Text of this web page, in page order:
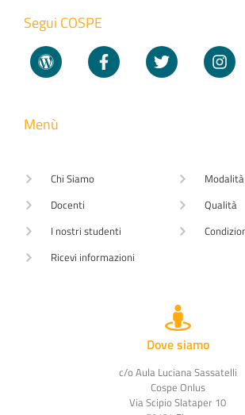
Segui COSPE
Menù
Chi Siamo
Docenti
I nostri studenti
Ricevi informazioni
Qualità
Dove siamo
c/o Aula Luciana Sassatelli
Cospe Onlus
Via Scipio Slataper 10